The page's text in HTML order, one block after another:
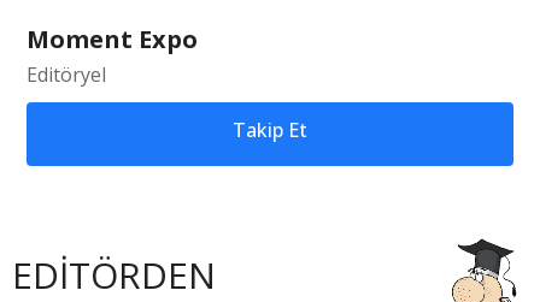
Moment Expo
Editöryel
Takip Et
EDİTÖRDEN